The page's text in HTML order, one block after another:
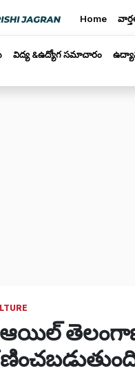
Home
విద్య &ఉద్యోగ సమాచారం
తెలంగాణ